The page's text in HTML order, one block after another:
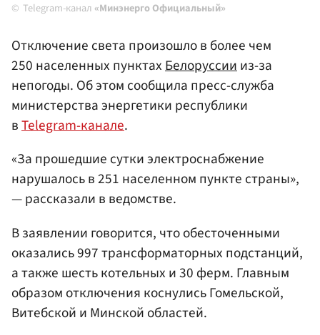
Telegram-канал «Минэнерго Официальный»
Отключение света произошло в более чем
250 населенных пунктахБелоруссиииз-за
непогоды. Об этом сообщила пресс-служба
министерства энергетики республики
вTelegram-канале.
«За прошедшие сутки электроснабжение
нарушалось в 251 населенном пункте страны»,
— рассказали в ведомстве.
В заявлении говорится, что обесточенными
оказались 997 трансформаторных подстанций,
а также шесть котельных и 30 ферм. Главным
образом отключения коснулись Гомельской,
Витебской и Минской областей.